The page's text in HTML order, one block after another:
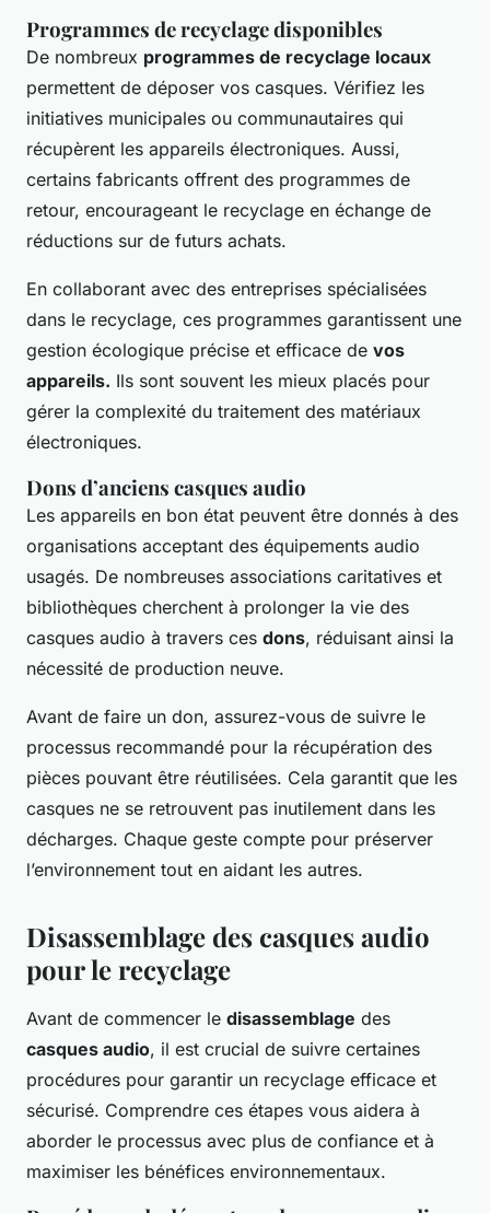
Programmes de recyclage disponibles
De nombreux programmes de recyclage locaux
permettent de déposer vos casques. Vérifiez les
initiatives municipales ou communautaires qui
récupèrent les appareils électroniques. Aussi,
certains fabricants offrent des programmes de
retour, encourageant le recyclage en échange de
réductions sur de futurs achats.
En collaborant avec des entreprises spécialisées
dans le recyclage, ces programmes garantissent une
gestion écologique précise et efficace de vos
appareils. Ils sont souvent les mieux placés pour
gérer la complexité du traitement des matériaux
électroniques.
Dons d’anciens casques audio
Les appareils en bon état peuvent être donnés à des
organisations acceptant des équipements audio
usagés. De nombreuses associations caritatives et
bibliothèques cherchent à prolonger la vie des
casques audio à travers ces dons, réduisant ainsi la
nécessité de production neuve.
Avant de faire un don, assurez-vous de suivre le
processus recommandé pour la récupération des
pièces pouvant être réutilisées. Cela garantit que les
casques ne se retrouvent pas inutilement dans les
décharges. Chaque geste compte pour préserver
l’environnement tout en aidant les autres.
Disassemblage des casques audio
pour le recyclage
Avant de commencer le disassemblage des
casques audio, il est crucial de suivre certaines
procédures pour garantir un recyclage efficace et
sécurisé. Comprendre ces étapes vous aidera à
aborder le processus avec plus de confiance et à
maximiser les bénéfices environnementaux.